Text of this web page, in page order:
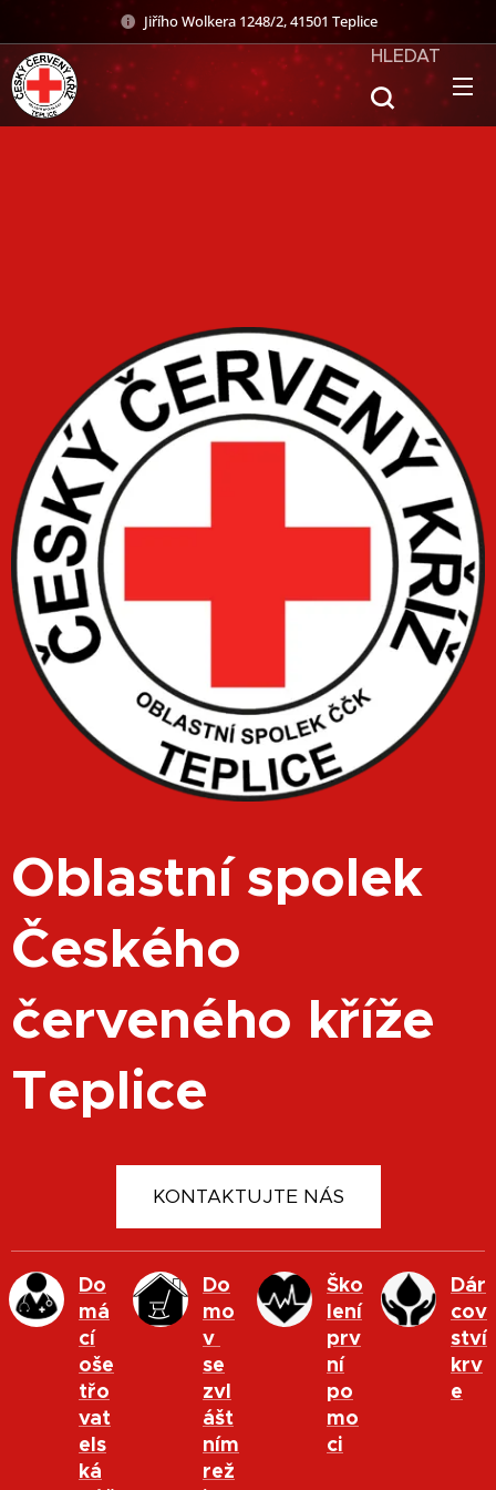
Jiřího Wolkera 1248/2, 41501 Teplice
HLEDAT
Oblastní spolek
Českého
červeného kříže
Teplice
KONTAKTUJTE NÁS
Do
má
cí
oše
třo
vat
els
ká
Do
mo
v
se
zvl
ášt
ním
rež
Ško
lení
prv
ní
po
mo
ci
Dár
cov
ství
krv
e